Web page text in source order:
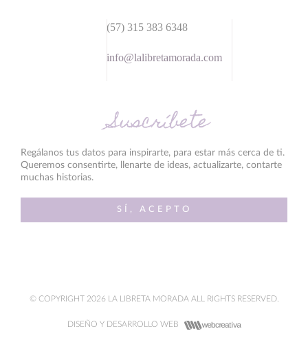
(57) 315 383 6348
info@lalibretamorada.com
Suscríbete
Regálanos tus datos para inspirarte, para estar más cerca de ti.
Queremos consentirte, llenarte de ideas, actualizarte, contarte
muchas historias.
SÍ, ACEPTO
© COPYRIGHT 2026 LA LIBRETA MORADA ALL RIGHTS RESERVED.
DISEÑO Y DESARROLLO WEB